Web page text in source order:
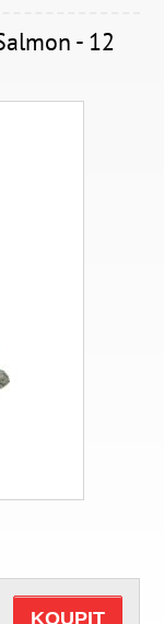
- 12
KOUPIT